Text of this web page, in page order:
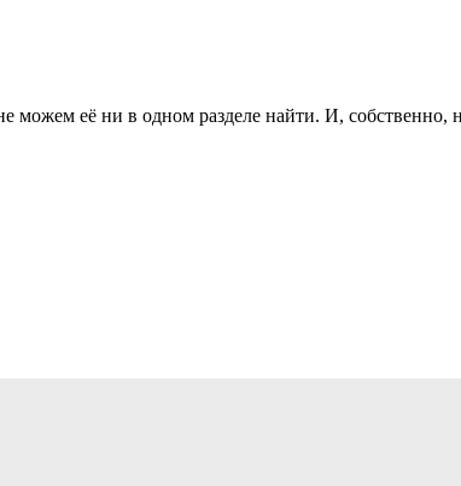
её ни в одном разделе найти. И, собственно,